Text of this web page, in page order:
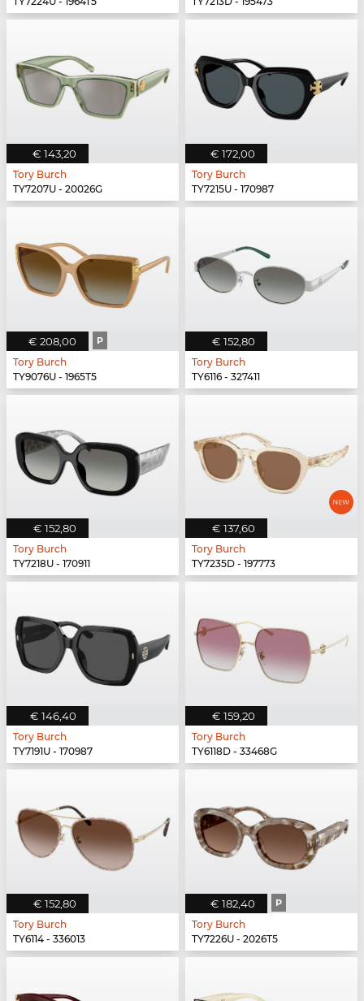
€ 143,20
Tory Burch
TY7207U - 20026G
€ 172,00
Tory Burch
TY7215U - 170987
€ 208,00 P
Tory Burch
TY9076U - 1965T5
€ 152,80
Tory Burch
TY6116 - 327411
€ 152,80
Tory Burch
TY7218U - 170911
€ 137,60
Tory Burch
TY7235D - 197773
€ 146,40
Tory Burch
TY7191U - 170987
€ 159,20
Tory Burch
TY6118D - 33468G
€ 152,80
Tory Burch
TY6114 - 336013
€ 182,40 P
Tory Burch
TY7226U - 2026T5